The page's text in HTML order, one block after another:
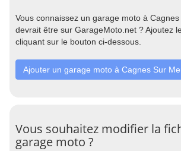
Vous connaissez un garage moto à
devrait être sur GarageMoto.net ? Ajoutez
cliquant sur le bouton ci-dessous.
Ajouter un garage moto à Cagnes Sur
Vous souhaitez modifier la
garage moto ?